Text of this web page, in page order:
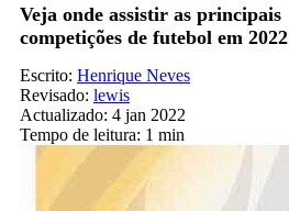
Veja onde assistir as principais
competições de futebol em 2022
Escrito: Henrique Neves
Revisado: lewis
Actualizado: 4 jan 2022
Tempo de leitura: 1 min